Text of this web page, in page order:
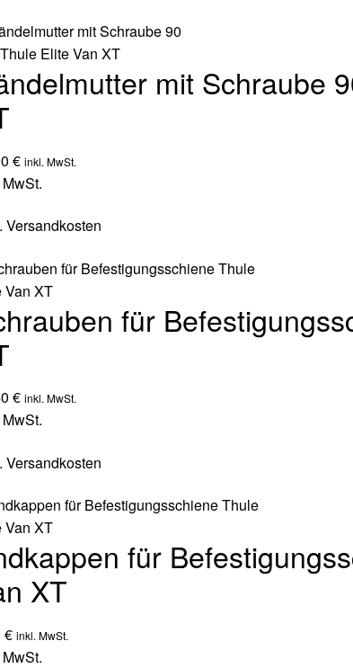
mit Schraube
€ inkl. MwSt.
Versandkosten
für
€ inkl. MwSt.
Versandkosten
für
XT
€ inkl. MwSt.